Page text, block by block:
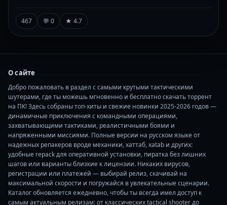
467 💬 0 ★ 4.7
О сайте
Добро пожаловать в раздел с самыми крутыми тактическими
шутерами, где ты можешь мгновенно и бесплатно скачать торрент
на ПК! Здесь собраны топ-хиты и свежие новинки 2025-2026 годов —
динамичные приключения с командными операциями,
захватывающими тактиками, реалистичными боями и
напряженными миссиями. Полные версии на русском языке от
надежных репакеров вроде механики, хаттаб, xatab и других:
удобные repack для оперативной установки, пиратка без лишних
шагов или варианты близкие к лицензии. Никаких вирусов,
регистрации или платежей — выбирай релиз, скачивай на
максимальной скорости и погружайся в увлекательные сценарии.
Каталог обновляется ежедневно, чтобы ты всегда имел доступ к
самым актуальным релизам: от классических tactical shooter до